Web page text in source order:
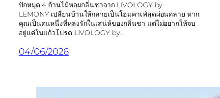
ปักหมุด 4 ก้านไม้หอมกลิ่นชาจาก LIVOLOGY by
LEMONY เปลี่ยนบ้านให้กลายเป็นโฮมคาเฟ่สุดผ่อนคลาย หาก
คุณเป็นคนหนึ่งที่หลงรักในเสน่ห์ของกลิ่นชา แต่ไม่อยากให้จบ
อยู่แค่ในแก้วโปรด LIVOLOGY by…
04/06/2026